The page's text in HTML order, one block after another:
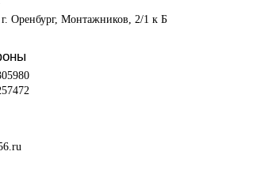
г. Оренбург, Монтажников, 2/1 к Б